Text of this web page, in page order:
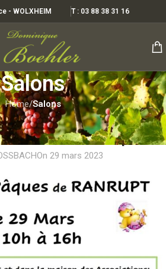
- WOLXHEIM T : 03 88 38 31 16
Salons
Home/Salons
SALONS
à Ranrupt
On 29 mars 2023